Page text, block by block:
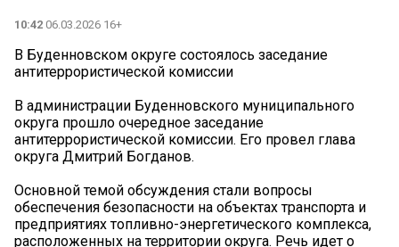
10:42 06.03.2026 16+
В Буденновском округе состоялось заседание
антитеррористической комиссии
В администрации Буденновского муниципального
округа прошло очередное заседание
антитеррористической комиссии. Его провел глава
округа Дмитрий Богданов.
Основной темой обсуждения стали вопросы
обеспечения безопасности на объектах транспорта и
предприятиях топливно-энергетического комплекса,
расположенных на территории округа. Речь идет о